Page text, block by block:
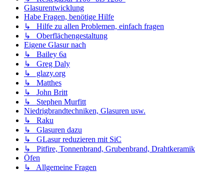
Glasurentwicklung
Habe Fragen, benötige Hilfe
↳ Hilfe zu allen Problemen, einfach fragen
↳ Oberflächengestaltung
Eigene Glasur nach
↳ Bailey 6a
↳ Greg Daly
↳ glazy.org
↳ Matthes
↳ John Britt
↳ Stephen Murfitt
Niedrigbrandtechniken, Glasuren usw.
↳ Raku
↳ Glasuren dazu
↳ GLasur reduzieren mit SiC
↳ Pitfire, Tonnenbrand, Grubenbrand, Drahtkeramik
Öfen
↳ Allgemeine Fragen